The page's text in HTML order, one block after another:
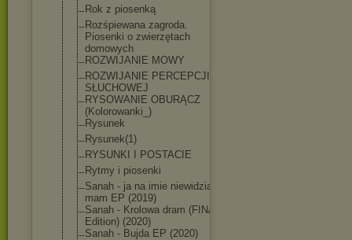
Rok z piosenką
Rozśpiewana zagroda.
Piosenki o zwierzętach
domowych
ROZWIJANIE MOWY
ROZWIJANIE PERCEPCJI
SŁUCHOWEJ
RYSOWANIE OBURĄCZ
(Kolorowanki_)
Rysunek
Rysunek(1)
RYSUNKI I POSTACIE
Rytmy i piosenki
Sanah - ja na imie niewidzialna
mam EP (2019)
Sanah - Krolowa dram (FINAL
Edition) (2020)
Sanah - Bujda EP (2020)